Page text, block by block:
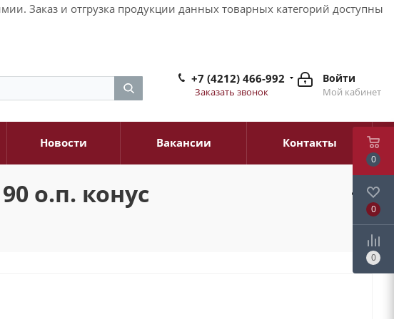
Заказ и отгрузка продукции данных товарных категорий доступны
Войти
Мой кабинет
+7 (4212) 466-992
Заказать звонок
Новости Вакансии Контакты
о.п. конус
0
0
0